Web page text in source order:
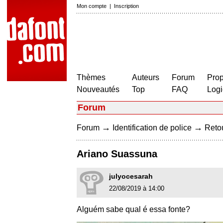
Mon compte | Inscription
Thèmes
Nouveautés
Auteurs
Top
Forum
FAQ
Forum
Forum → Identification de police →
Ariano Suassuna
julyocesarah
22/08/2019 à 14:00
Alguém sabe qual é essa fonte?